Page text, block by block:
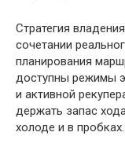
Стратегия
сочетании
планирования
доступны режимы
и активной
держать запас
холоде и в пробках.